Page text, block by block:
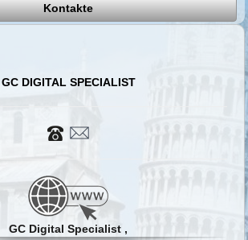
Kontakte
GC DIGITAL SPECIALIST
GC Digital Specialist ,